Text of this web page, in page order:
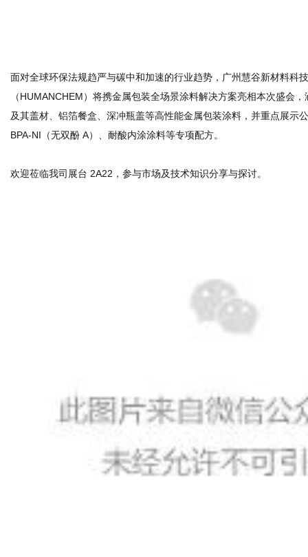
BPA‑NI（无双酚 A）、耐酸内涂涂料等专项配方。
欢迎莅临我司展台 2A22，参与市场及技术知识分享与探讨。